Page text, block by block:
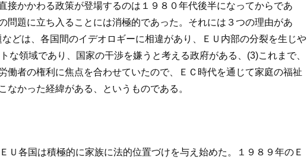
接かかわる政策が登場するのは１９８０年代後半になってからであ
問題に立ち入ることには消極的であった。それには３つの理由があ
どは、各国間のイデオロギーに相違があり、ＥＵ内部の分裂を生じや
な領域であり、国家の干渉を嫌うと考える政府がある、(3)これまで、
働者の権利に焦点を合わせていたので、ＥＣ時代を通じて家庭の福祉
なかった経緯がある、というものである。
Ｕ各国は積極的に家族に法的位置づけを与え始めた。１９８９年のＥ